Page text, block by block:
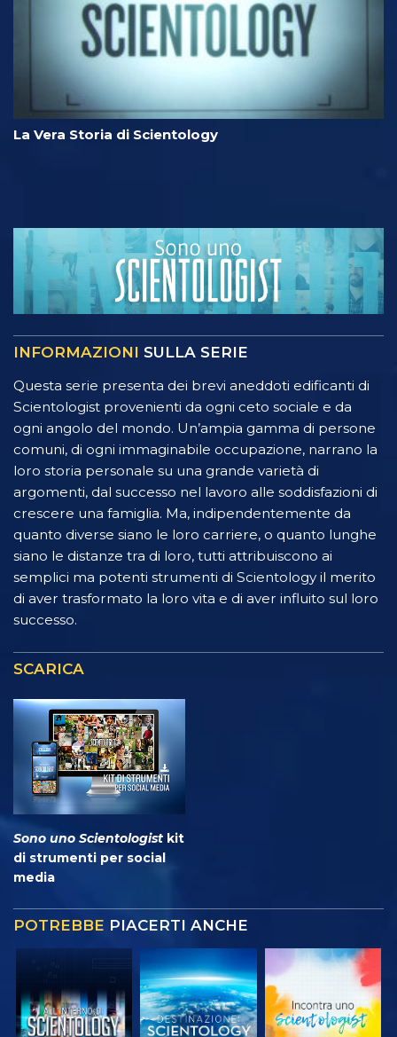
La Vera Storia di Scientology
INFORMAZIONI SULLA SERIE
Questa serie presenta dei brevi aneddoti edificanti di
Scientologist provenienti da ogni ceto sociale e da
ogni angolo del mondo. Un’ampia gamma di persone
comuni, di ogni immaginabile occupazione, narrano la
loro storia personale su una grande varietà di
argomenti, dal successo nel lavoro alle soddisfazioni di
crescere una famiglia. Ma, indipendentemente da
quanto diverse siano le loro carriere, o quanto lunghe
siano le distanze tra di loro, tutti attribuiscono ai
semplici ma potenti strumenti di Scientology il merito
di aver trasformato la loro vita e di aver influito sul loro
successo.
SCARICA
Sono uno Scientologist kit
di strumenti per social
media
POTREBBE PIACERTI ANCHE